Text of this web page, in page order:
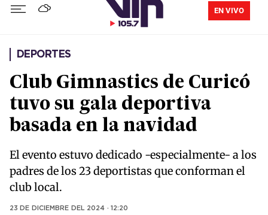
EN VIVO
DEPORTES
Club Gimnastics de Curicó
tuvo su gala deportiva
basada en la navidad
El evento estuvo dedicado -especialmente- a los
padres de los 23 deportistas que conforman el
club local.
23 DE DICIEMBRE DEL 2024 · 12:20